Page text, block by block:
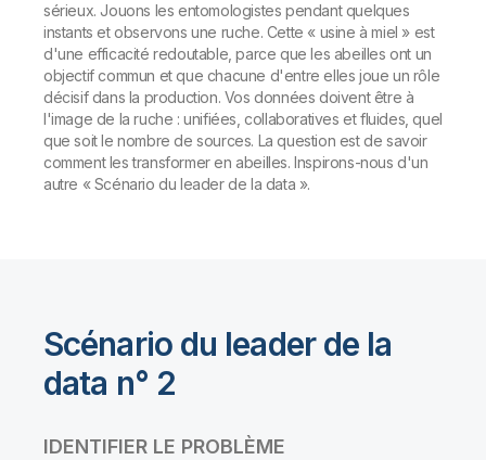
sérieux. Jouons les entomologistes pendant quelques
instants et observons une ruche. Cette « usine à miel » est
d'une efficacité redoutable, parce que les abeilles ont un
objectif commun et que chacune d'entre elles joue un rôle
décisif dans la production. Vos données doivent être à
l'image de la ruche : unifiées, collaboratives et fluides, quel
que soit le nombre de sources. La question est de savoir
comment les transformer en abeilles. Inspirons-nous d'un
autre « Scénario du leader de la data ».
Scénario du leader de la
data n° 2
IDENTIFIER LE PROBLÈME